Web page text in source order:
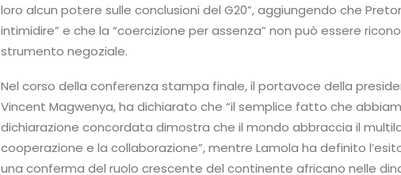
loro alcun potere sulle conclusioni del G20”, aggiungendo che
intimidire” e che la “coercizione per assenza” non può essere
strumento negoziale.
Nel corso della conferenza stampa finale, il portavoce della
Vincent Magwenya, ha dichiarato che “il semplice fatto che
dichiarazione concordata dimostra che il mondo abbraccia il
cooperazione e la collaborazione”, mentre Lamola ha definito
una conferma del ruolo crescente del continente africano nelle